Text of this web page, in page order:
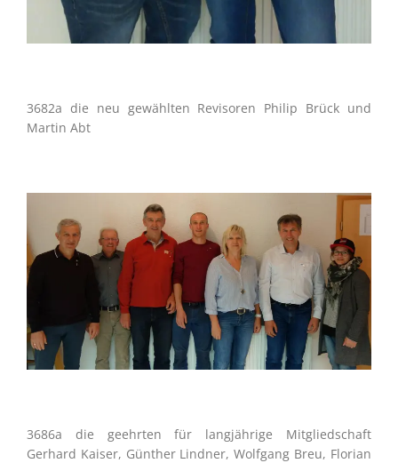
3682a die neu gewählten Revisoren Philip Brück und
Martin Abt
3686a die geehrten für langjährige Mitgliedschaft
Gerhard Kaiser, Günther Lindner, Wolfgang Breu, Florian